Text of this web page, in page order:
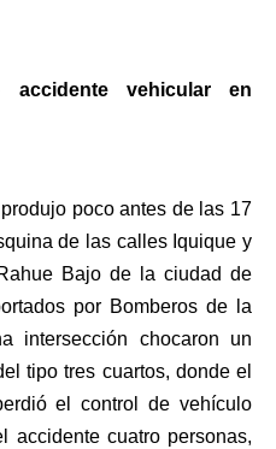
accidente vehicular en
poco antes de las 17
de las calles Iquique y
Bajo de la ciudad de
por Bomberos de la
intersección chocaron un
tipo tres cuartos, donde el
el control de vehículo
accidente cuatro personas,